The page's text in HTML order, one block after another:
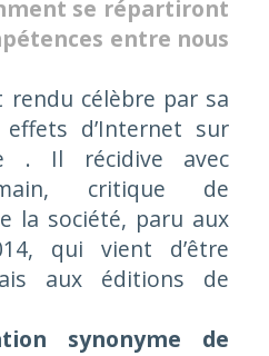
se répartiront
entre nous
rendu célèbre par sa
d’Internet sur
. Il récidive avec
critique de
la société, paru aux
qui vient d’être
aux éditions de
synonyme de